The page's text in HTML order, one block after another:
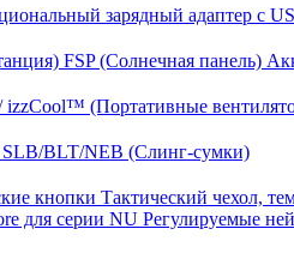
зарядный адаптер с
FSP (Солнечная панель)
izzCool™ (Портативные
SLB/BLT/NEB (Слинг-сумки)
кнопки Тактический чехол,
для серии NU Регулируемые